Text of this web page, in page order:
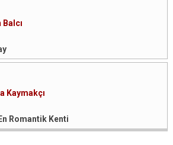
Balcı
Kaymakçı
Romantik Kenti